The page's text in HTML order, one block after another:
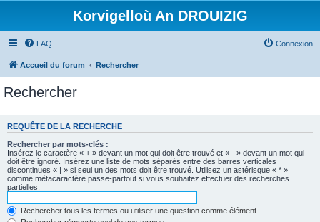
Korvigelloù An DROUIZIG
FAQ Connexion
Accueil du forum Rechercher
Rechercher
REQUÊTE DE LA RECHERCHE
Rechercher par mots-clés :
Insérez le caractère « + » devant un mot qui doit être trouvé et « - » devant un mot qui
doit être ignoré. Insérez une liste de mots séparés entre des barres verticales
discontinues « | » si seul un des mots doit être trouvé. Utilisez un astérisque « * »
comme métacaractère passe-partout si vous souhaitez effectuer des recherches
partielles.
Rechercher tous les termes ou utiliser une question comme élément